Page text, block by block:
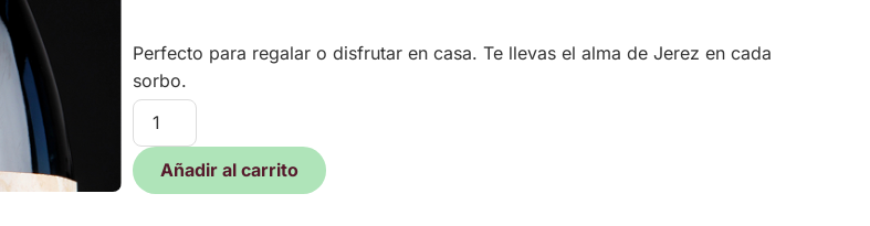
Perfecto para regalar o disfrutar en casa. Te llevas el alma de Jerez en cada
sorbo.
Añadir al carrito